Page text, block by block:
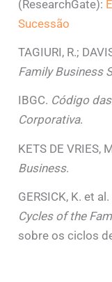
(ResearchGate):
Sucessão
TAGIURI, R.;
Family Business
IBGC. Código
Corporativa.
KETS DE VRIES,
Business.
GERSICK, K. et al.
Cycles of the
sobre os ciclos